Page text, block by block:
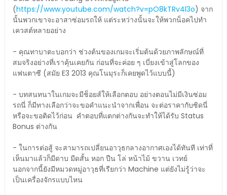
(https://www.youtube.com/watch?v=pO8kTRv4l3o) จาก
นั้นพวกเขาจะอาสาซ่อมรถให้ แต่ระหว่างนั้นจะให้พวกน็อคไปทำ
เควสต์หลายอย่าง
- คุณทาบาตะบอกว่า ช่วงต้นของเกมจะเริ่มต้นด้วยภาพลักษณ์ที่
สมจริงอย่างที่เราคุ้นเคยกัน ก่อนที่จะค่อย ๆ เบี่ยงเข้าสู่โลกของ
แฟนตาซี (สมัย E3 2013 คุณโนมุระก็เคยพูดไว้แบบนี้)
- บทสนทนาในเกมจะมีช็อยส์ให้เลือกตอบ อย่างตอนไม่มีเงินซ่อม
รถนี่ ก็มีทางเลือกว่าจะขอคำแนะนำจากเพื่อน จะต่อราคากับซิดนี่
หรือจะขอติดไว้ก่อน คำตอบที่แตกต่างกันจะทำให้ได้รับ Status
Bonus ต่างกัน
- ในการต่อสู้ จะสามารถเปลี่ยนอาวุธกลางอากาศเองได้ทันที เท่าที่
เห็นมาแล้วก็มีดาบ มีดสั้น หอก ปืน โล่ หน้าไม้ ขวาน เวทย์
นอกจากนี้ยังมีหมวดหมู่อาวุธที่เรียกว่า Machine แต่ยังไม่รู้ว่าจะ
เป็นเครื่องจักรแบบไหน